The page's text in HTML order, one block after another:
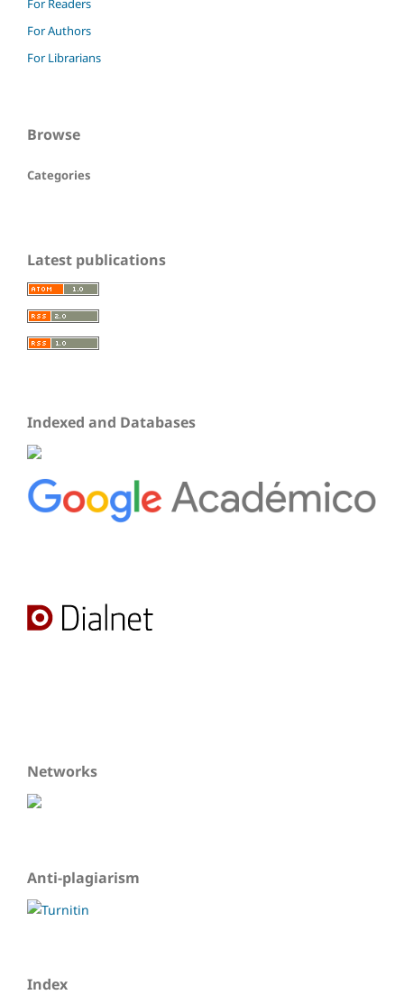
For Readers
For Authors
For Librarians
Browse
Categories
Latest publications
Indexed and Databases
Networks
Anti-plagiarism
Index